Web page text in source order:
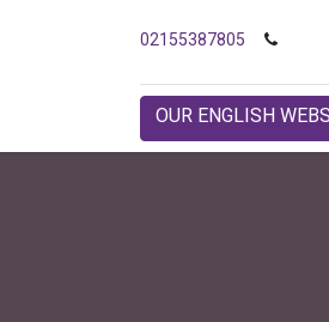
02155387805
OUR ENGLISH